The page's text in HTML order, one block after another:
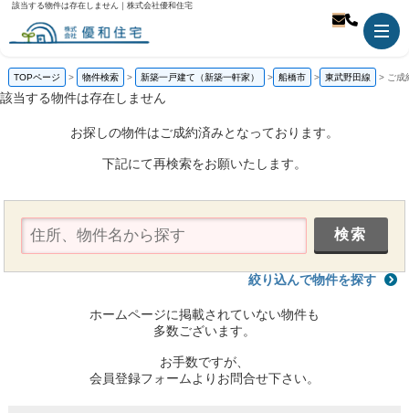
該当する物件は存在しません｜株式会社優和住宅
TOPページ 物件検索 新築一戸建て（新築一軒家） 船橋市 東武野田線 ご成
該当する物件は存在しません
お探しの物件はご成約済みとなっております。
下記にて再検索をお願いたします。
絞り込んで物件を探す
ホームページに掲載されていない物件も
多数ございます。
お手数ですが、
会員登録フォームよりお問合せ下さい。